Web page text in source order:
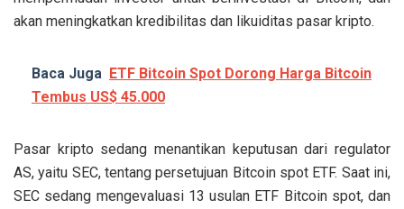
akan meningkatkan kredibilitas dan likuiditas pasar kripto.
Baca Juga ETF Bitcoin Spot Dorong Harga Bitcoin
Tembus US$ 45.000
Pasar kripto sedang menantikan keputusan dari regulator
AS, yaitu SEC, tentang persetujuan Bitcoin spot ETF. Saat ini,
SEC sedang mengevaluasi 13 usulan ETF Bitcoin spot, dan